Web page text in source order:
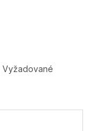
Vyžadované